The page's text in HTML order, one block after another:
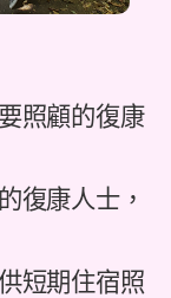
照顧的復康
復康人士，
短期住宿照